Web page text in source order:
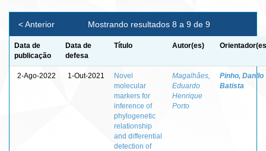
Mostrando resultados 8 a 9 de 9
< Anterior
Data de
publicação
Data de
defesa
Título Autor(es)
2-Ago-2022 1-Out-2021
Novel
molecular
markers for
inference of
phylogenetic
relationship
and differential
detection of
Magalhães,
Eduardo
Henrique
Porto
Pinho, Danilo
Batista